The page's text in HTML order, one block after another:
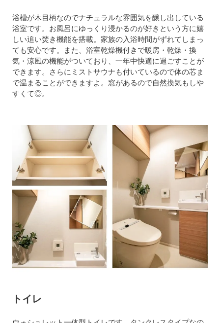
浴槽が木目柄なのでナチュラルな雰囲気を醸し出している
浴室です。お風呂にゆっくり浸かるのが好きという方に嬉
しい追い焚き機能を搭載。家族の入浴時間がずれてしまっ
ても安心です。また、浴室乾燥機付きで暖房・乾燥・換
気・涼風の機能がついており、一年中快適に過ごすことが
できます。さらにミストサウナも付いているので体の芯ま
で温まることができますよ。窓があるので自然換気もしや
すくて◎。
トイレ